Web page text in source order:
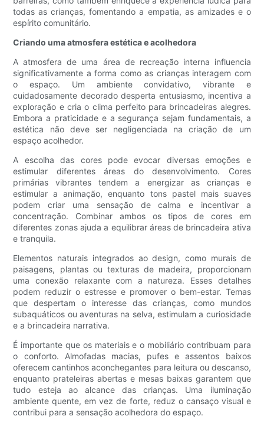
todas as crianças, fomentando a empatia, as amizades e o
espírito comunitário.
Criando uma atmosfera estética e acolhedora
A atmosfera de uma área de recreação interna influencia
significativamente a forma como as crianças interagem com
o espaço. Um ambiente convidativo, vibrante e
cuidadosamente decorado desperta entusiasmo, incentiva a
exploração e cria o clima perfeito para brincadeiras alegres.
Embora a praticidade e a segurança sejam fundamentais, a
estética não deve ser negligenciada na criação de um
espaço acolhedor.
A escolha das cores pode evocar diversas emoções e
estimular diferentes áreas do desenvolvimento. Cores
primárias vibrantes tendem a energizar as crianças e
estimular a animação, enquanto tons pastel mais suaves
podem criar uma sensação de calma e incentivar a
concentração. Combinar ambos os tipos de cores em
diferentes zonas ajuda a equilibrar áreas de brincadeira ativa
e tranquila.
Elementos naturais integrados ao design, como murais de
paisagens, plantas ou texturas de madeira, proporcionam
uma conexão relaxante com a natureza. Esses detalhes
podem reduzir o estresse e promover o bem-estar. Temas
que despertam o interesse das crianças, como mundos
subaquáticos ou aventuras na selva, estimulam a curiosidade
e a brincadeira narrativa.
É importante que os materiais e o mobiliário contribuam para
o conforto. Almofadas macias, pufes e assentos baixos
oferecem cantinhos aconchegantes para leitura ou descanso,
enquanto prateleiras abertas e mesas baixas garantem que
tudo esteja ao alcance das crianças. Uma iluminação
ambiente quente, em vez de forte, reduz o cansaço visual e
contribui para a sensação acolhedora do espaço.